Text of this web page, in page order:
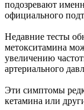
подозревают
официального
Недавние тесты
метокситамина
увеличению
артериального
Эти симптомы
кетамина или